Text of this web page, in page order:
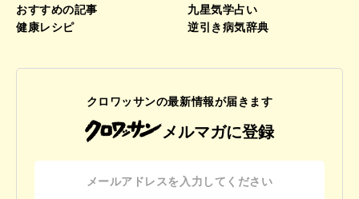
おすすめの記事
九星気学占い
健康レシピ
逆引き病気辞典
クロワッサンの最新情報が届きます
メルマガに登録